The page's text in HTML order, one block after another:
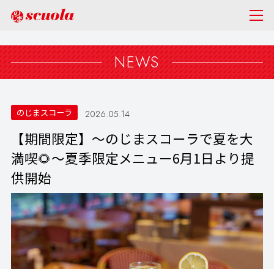
NEWS
のじまスコーラ 2026.05.14
【期間限定】～のじまスコーラで夏を大
満喫🌻～夏季限定メニュー6月1日より提
供開始